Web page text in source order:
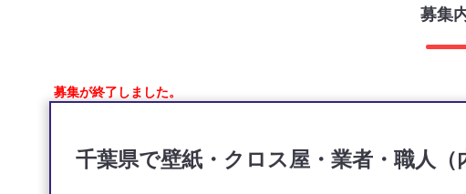
募集
募集が終了しました。
千葉県で壁紙・クロス屋・業者・職人